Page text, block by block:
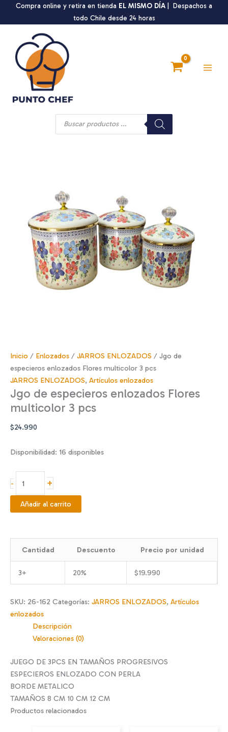
Compra online y retira en tienda EL MISMO DÍA | Despachos a
todo Chile desde 24 horas
Búsqueda
Inicio / Enlozados / JARROS ENLOZADOS / Jgo de
especieros enlozados Flores multicolor 3 pcs
JARROS ENLOZADOS, Artículos enlozados
Jgo de especieros enlozados Flores
multicolor 3 pcs
$24.990
Disponibilidad: 16 disponibles
-
de
especieros
enlozados
multicolor
pcs
cantidad
+
Añadir al carrito
Cantidad Descuento Precio por unidad
3+ 20% $19.990
SKU: 26-162 Categorías: JARROS ENLOZADOS, Artículos
enlozados
Descripción
Valoraciones (0)
JUEGO DE 3PCS EN TAMAÑOS PROGRESIVOS
ESPECIEROS ENLOZADO CON PERLA
BORDE METALICO
TAMAÑOS 8 CM 10 CM 12 CM
Productos relacionados